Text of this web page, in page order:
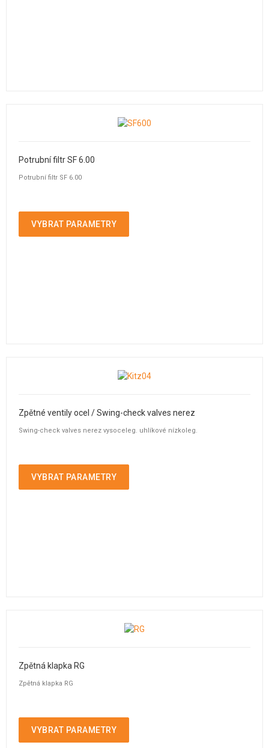
Potrubní filtr SF 6.00
Potrubní filtr SF 6.00
VYBRAT PARAMETRY
Zpětné ventily ocel / Swing-check valves nerez
Swing-check valves nerez vysoceleg. uhlíkové nízkoleg.
VYBRAT PARAMETRY
Zpětná klapka RG
Zpětná klapka RG
VYBRAT PARAMETRY